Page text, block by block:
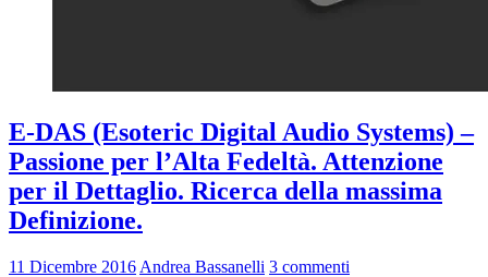
E-DAS (Esoteric Digital Audio Systems) –
Passione per l’Alta Fedeltà. Attenzione
per il Dettaglio. Ricerca della massima
Definizione.
11 Dicembre 2016 Andrea Bassanelli 3 commenti